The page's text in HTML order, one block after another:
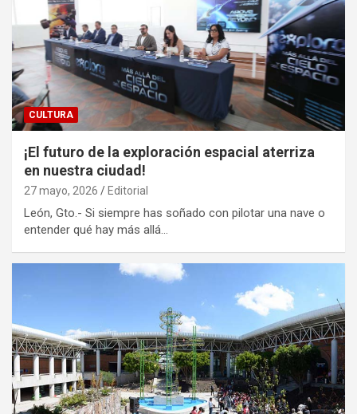
CULTURA
¡El futuro de la exploración espacial aterriza
en nuestra ciudad!
27 mayo, 2026 Editorial
León, Gto.- Si siempre has soñado con pilotar una nave o
entender qué hay más allá…